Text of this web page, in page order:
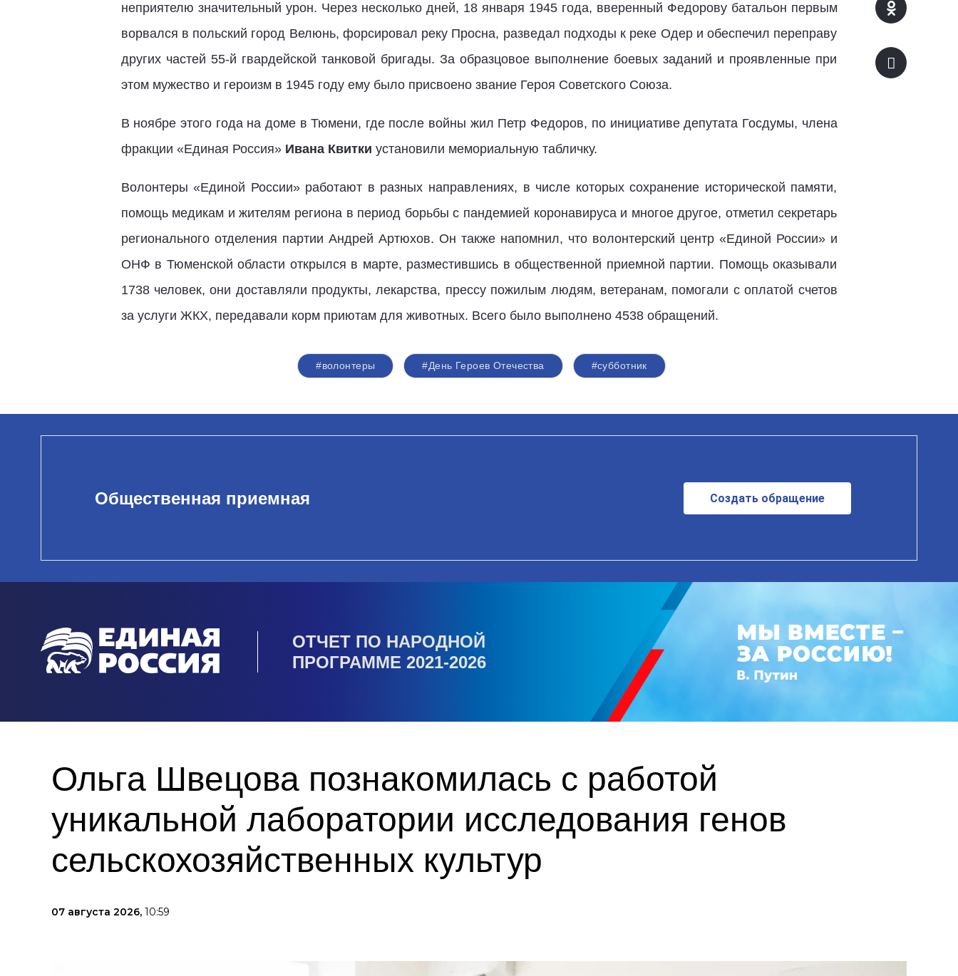
неприятелю значительный урон. Через несколько дней, 18 января 1945 года, вверенный Федорову батальон первым
ворвался в польский город Велюнь, форсировал реку Просна, разведал подходы к реке Одер и обеспечил переправу
других частей 55-й гвардейской танковой бригады. За образцовое выполнение боевых заданий и проявленные при
этом мужество и героизм в 1945 году ему было присвоено звание Героя Советского Союза.
В ноябре этого года на доме в Тюмени, где после войны жил Петр Федоров, по инициативе депутата Госдумы, члена
фракции «Единая Россия» Ивана Квитки установили мемориальную табличку.
Волонтеры «Единой России» работают в разных направлениях, в числе которых сохранение исторической памяти,
помощь медикам и жителям региона в период борьбы с пандемией коронавируса и многое другое, отметил секретарь
регионального отделения партии Андрей Артюхов. Он также напомнил, что волонтерский центр «Единой России» и
ОНФ в Тюменской области открылся в марте, разместившись в общественной приемной партии. Помощь оказывали
1738 человек, они доставляли продукты, лекарства, прессу пожилым людям, ветеранам, помогали с оплатой счетов
за услуги ЖКХ, передавали корм приютам для животных. Всего было выполнено 4538 обращений.
#волонтеры #День Героев Отечества #субботник
Общественная приемная Создать обращение
ОТЧЕТ ПО НАРОДНОЙ
ПРОГРАММЕ 2021-2026
Ольга Швецова познакомилась с работой
уникальной лаборатории исследования генов
сельскохозяйственных культур
07 августа 2026, 10:59